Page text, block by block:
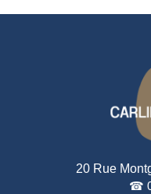
20 Rue
☎